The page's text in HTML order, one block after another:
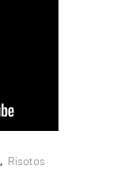
, Risotos